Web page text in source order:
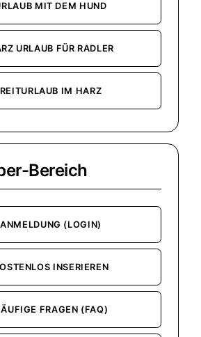
MIT DEM HUND
URLAUB FÜR RADLER
REITURLAUB IM HARZ
Bereich
ANMELDUNG (LOGIN)
INSERIEREN
FRAGEN (FAQ)